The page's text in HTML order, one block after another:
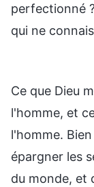
perfectionné
qui ne
Ce que Dieu
l'homme, et
l'homme.
épargner les
du monde, et